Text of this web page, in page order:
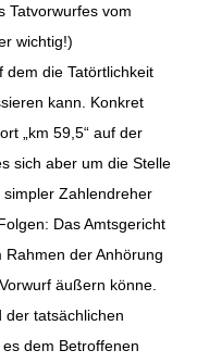
Tatvorwurfes vom
wichtig!)
dem die Tatörtlichkeit
kann. Konkret
„km 59,5“ auf der
sich aber um die Stelle
simpler Zahlendreher
Das Amtsgericht
der Anhörung
äußern könne.
der tatsächlichen
dem Betroffenen